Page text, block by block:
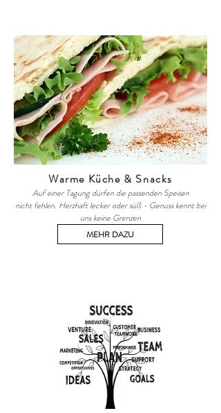
Warme Küche & Snacks
Auf einer Tagung dürfen die passenden Speisen
nicht fehlen. Herzhaft lecker oder süß - Genuss kennt bei
uns keine Grenzen
MEHR DAZU